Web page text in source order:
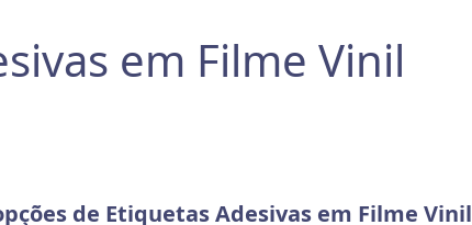
em Filme Vinil
de Etiquetas Adesivas em Filme Vinil